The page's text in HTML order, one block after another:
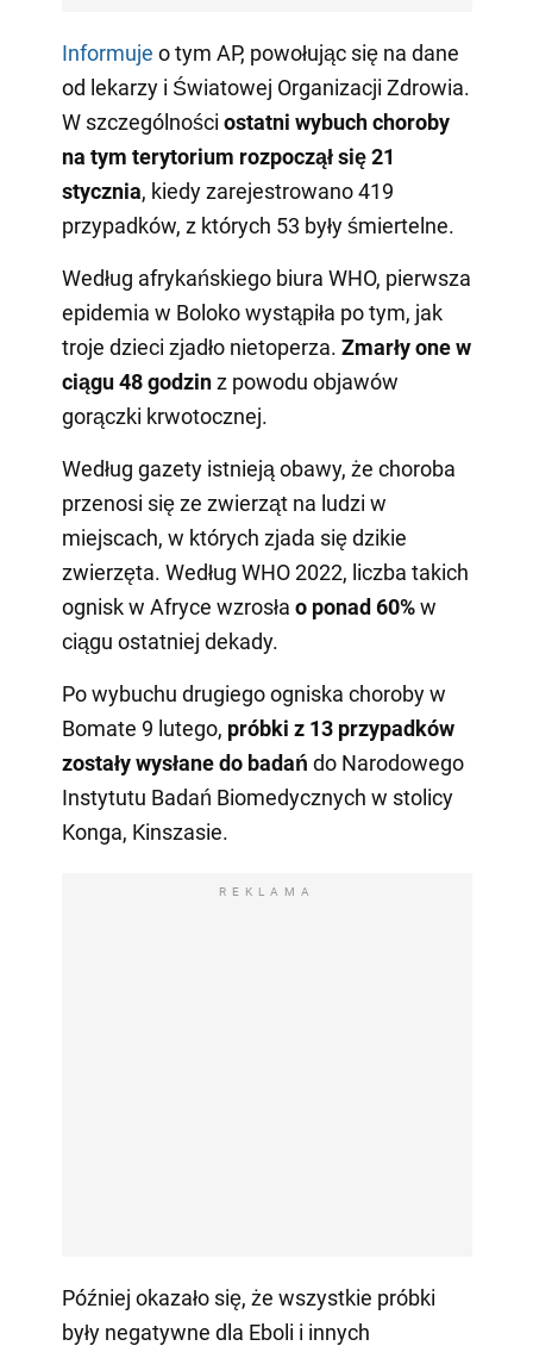
Informuje o tym AP, powołując się na dane
od lekarzy i Światowej Organizacji Zdrowia.
W szczególności ostatni wybuch choroby
na tym terytorium rozpoczął się 21
stycznia, kiedy zarejestrowano 419
przypadków, z których 53 były śmiertelne.
Według afrykańskiego biura WHO, pierwsza
epidemia w Boloko wystąpiła po tym, jak
troje dzieci zjadło nietoperza. Zmarły one w
ciągu 48 godzinz powodu objawów
gorączki krwotocznej.
Według gazety istnieją obawy, że choroba
przenosi się ze zwierząt na ludzi w
miejscach, w których zjada się dzikie
zwierzęta. Według WHO 2022, liczba takich
ognisk w Afryce wzrosła o ponad 60%w
ciągu ostatniej dekady.
Po wybuchu drugiego ogniska choroby w
Bomate 9 lutego, próbki z 13 przypadków
zostały wysłane do badań do Narodowego
Instytutu Badań Biomedycznych w stolicy
Konga, Kinszasie.
REKLAMA
Później okazało się, że wszystkie próbki
były negatywne dla Eboli i innych